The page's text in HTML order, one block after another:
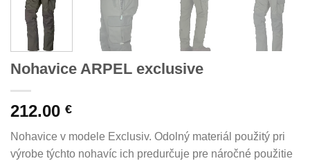
Nohavice ARPEL exclusive
212.00 €
Nohavice v modele Exclusiv. Odolný materiál použitý pri
výrobe týchto nohavíc ich predurčuje pre náročné použitie